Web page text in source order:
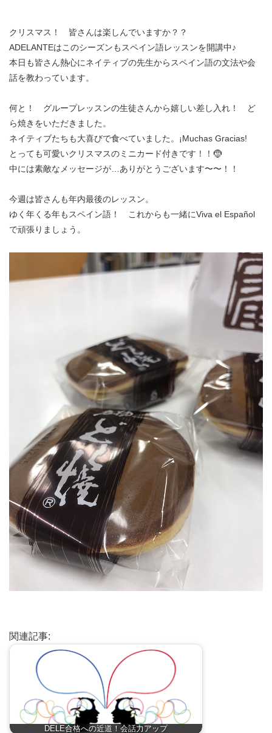
クリスマス！ 皆さんは楽しんでいますか？？
ADELANTEはこのシーズンもスペイン語レッスンを開講中♪
本日も皆さん熱心にネイティブの先生からスペイン語の文法や会
話を教わっています。
何と！ グループレッスンの生徒さんから嬉しい差し入れ！ ど
ら焼きをいただきました。
ネイティブたちも大喜びで食べていました。¡Muchas Gracias!
とっても可愛いクリスマスのミニカード付きです！！🤶
中には素敵なメッセージが…ありがとうございます〜〜！！
今週は皆さんも年内最後のレッスン。
ゆく年くる年もスペイン語！ これからも一緒にViva el Español
で頑張りましょう。
関連記事:
DELE合格への近道！会話力アップ